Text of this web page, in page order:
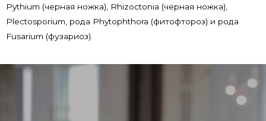
Pythium (черная ножка), Rhizoctonia (черная ножка),
Plectosporium, рода Phytophthora (фитофтороз) и рода
Fusarium (фузариоз).